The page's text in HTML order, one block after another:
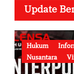
Update
Hukum
Nusantara